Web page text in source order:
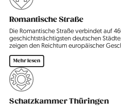
Romantische Straße
Die Romantische Straße verbindet auf
geschichtsträchtigsten deutschen
zeigen den Reichtum europäischer
Mehr lesen
Schatzkammer Thüringen